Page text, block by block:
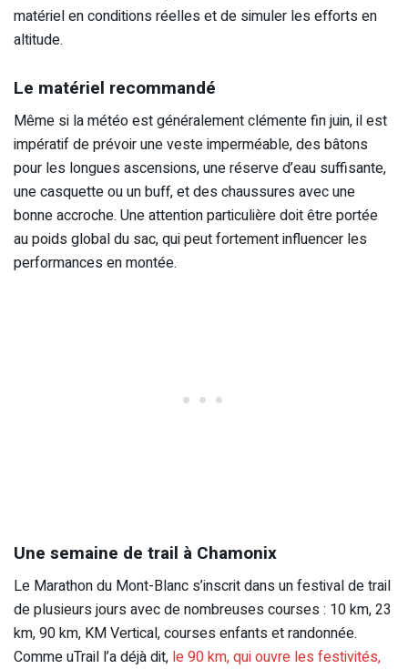
matériel en conditions réelles et de simuler les efforts en
altitude.
Le matériel recommandé
Même si la météo est généralement clémente fin juin, il est
impératif de prévoir une veste imperméable, des bâtons
pour les longues ascensions, une réserve d’eau suffisante,
une casquette ou un buff, et des chaussures avec une
bonne accroche. Une attention particulière doit être portée
au poids global du sac, qui peut fortement influencer les
performances en montée.
Une semaine de trail à Chamonix
Le Marathon du Mont-Blanc s’inscrit dans un festival de trail
de plusieurs jours avec de nombreuses courses : 10 km, 23
km, 90 km, KM Vertical, courses enfants et randonnée.
Comme uTrail l’a déjà dit, le 90 km, qui ouvre les festivités,